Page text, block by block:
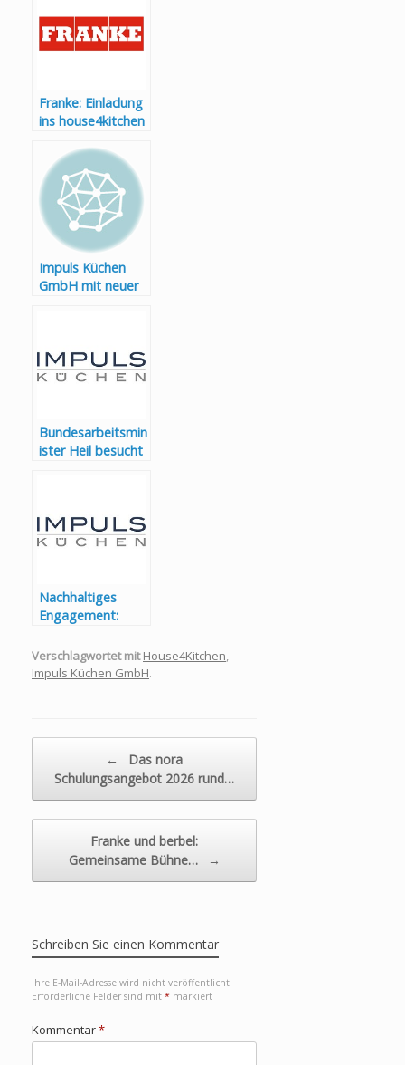
Franke: Einladung
ins house4kitchen
Impuls Küchen
GmbH mit neuer
Bundesarbeitsmin
ister Heil besucht
Nachhaltiges
Engagement:
GmbH
unterstützt
Verschlagwortet mit House4Kitchen,
Impuls Küchen GmbH.
←
Das nora
Schulungsangebot 2026 rund…
Franke und berbel:
Gemeinsame Bühne…
→
Schreiben Sie einen Kommentar
Ihre E-Mail-Adresse wird nicht veröffentlicht.
Erforderliche Felder sind mit * markiert
Kommentar*